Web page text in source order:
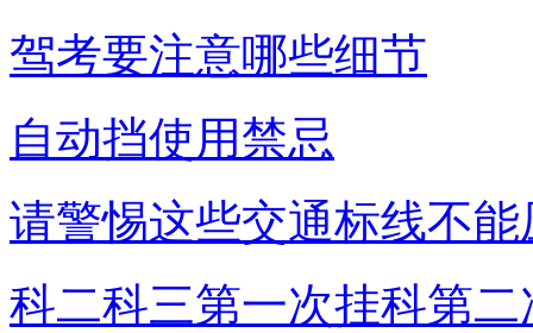
驾考要注意哪些细节
自动挡使用禁忌
请警惕这些交通标线不能
科二科三第一次挂科第